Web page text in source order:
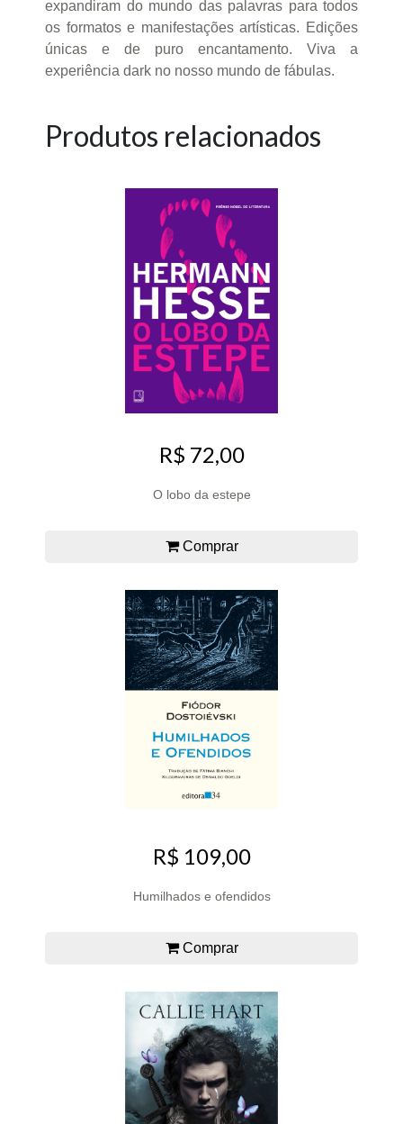
expandiram do mundo das palavras para todos
os formatos e manifestações artísticas. Edições
únicas e de puro encantamento. Viva a
experiência dark no nosso mundo de fábulas.
Produtos relacionados
R$ 72,00
O lobo da estepe
Comprar
R$ 109,00
Humilhados e ofendidos
Comprar